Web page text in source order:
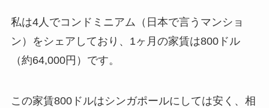
私は4人でコンドミニアム（日本で言うマンショ
ン）をシェアしており、1ヶ月の家賃は800ドル
（約64,000円）です。
この家賃800ドルはシンガポールにしては安く、相